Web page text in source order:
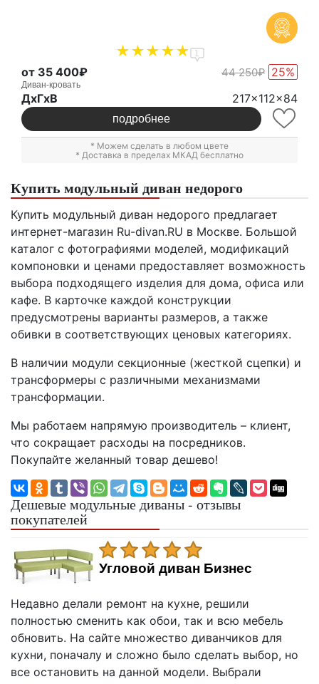
1
от 35 400₽ 44 250₽ 25%
Диван-кровать
ДxГxВ 217x112x84
подробнее
* Можем сделать в любом цвете
* Доставка в пределах МКАД бесплатно
Купить модульный диван недорого
Купить модульный диван недорого предлагает
интернет-магазин Ru-divan.RU в Москве. Большой
каталог с фотографиями моделей, модификаций
компоновки и ценами предоставляет возможность
выбора подходящего изделия для дома, офиса или
кафе. В карточке каждой конструкции
предусмотрены варианты размеров, а также
обивки в соответствующих ценовых категориях.
В наличии модули секционные (жесткой сцепки) и
трансформеры с различными механизмами
трансформации.
Мы работаем напрямую производитель – клиент,
что сокращает расходы на посредников.
Покупайте желанный товар дешево!
Дешевые модульные диваны - отзывы
покупателей
Угловой диван Бизнес
Недавно делали ремонт на кухне, решили
полностью сменить как обои, так и всю мебель
обновить. На сайте множество диванчиков для
кухни, поначалу и сложно было сделать выбор, но
все остановить на данной модели. Выбрали